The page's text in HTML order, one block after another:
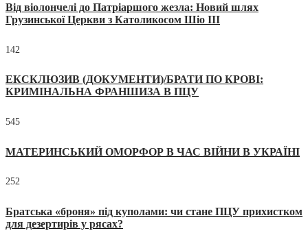
Від віолончелі до Патріаршого жезла: Новий шлях
Грузинської Церкви з Католикосом Шіо III
142
ЕКСКЛЮЗИВ (ДОКУМЕНТИ)/БРАТИ ПО КРОВІ:
КРИМІНАЛЬНА ФРАНШИЗА В ПЦУ
545
МАТЕРИНСЬКИЙ ОМОРФОР В ЧАС ВІЙНИ В УКРАЇНІ
252
Братська «броня» під куполами: чи стане ПЦУ прихистком
для дезертирів у рясах?